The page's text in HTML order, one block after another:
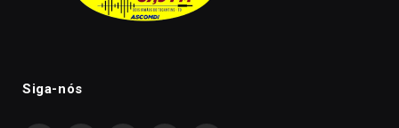
Siga-nós